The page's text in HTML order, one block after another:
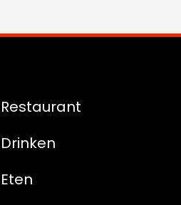
Restaurant
Drinken
Eten